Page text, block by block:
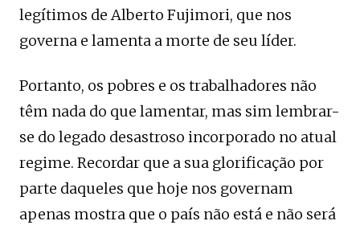
legítimos de Alberto Fujimori, que nos
governa e lamenta a morte de seu líder.
Portanto, os pobres e os trabalhadores não
têm nada do que lamentar, mas sim lembrar-
se do legado desastroso incorporado no atual
regime. Recordar que a sua glorificação por
parte daqueles que hoje nos governam
apenas mostra que o país não está e não será